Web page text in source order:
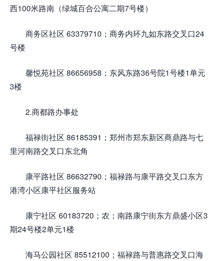
西100米路南（绿城百合公寓二期7号楼）
商务区社区 63379710；商务内环九如东路交叉口24
号楼
馨悦苑社区 86656958；东风东路36号院1号楼1单元
3楼
2.商都路办事处
福禄街社区 86185391；郑州市郑东新区商鼎路与七
里河南路交叉口东北角
康平路社区 86632790；福禄路与康平路交叉口东方
港湾小区康平社区服务站
康宁社区 60183720；农；南路康宁街东方鼎盛小区3
期24号楼2单元1楼
海马公园社区 85512100；福禄路与普惠路交叉口海